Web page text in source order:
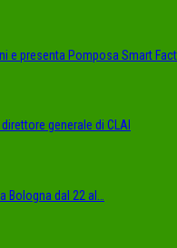
e presenta Pomposa Smart
generale di CLAI
Bologna dal 22 al…